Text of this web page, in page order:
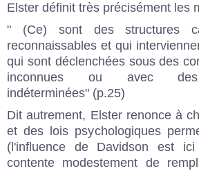
Elster définit très précisément les
" (Ce) sont des structures
reconnaissables et qui
qui sont déclenchées sous des
inconnues ou avec des
indéterminées" (p.25)
Dit autrement, Elster renonce à
et des lois psychologiques
(l'influence de Davidson est
contente modestement de